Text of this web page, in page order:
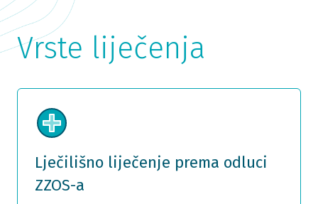
Vrste liječenja
Lječilišno liječenje prema odluci
ZZOS-a